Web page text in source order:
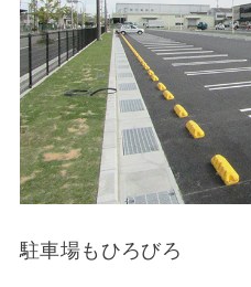
駐車場もひろびろ